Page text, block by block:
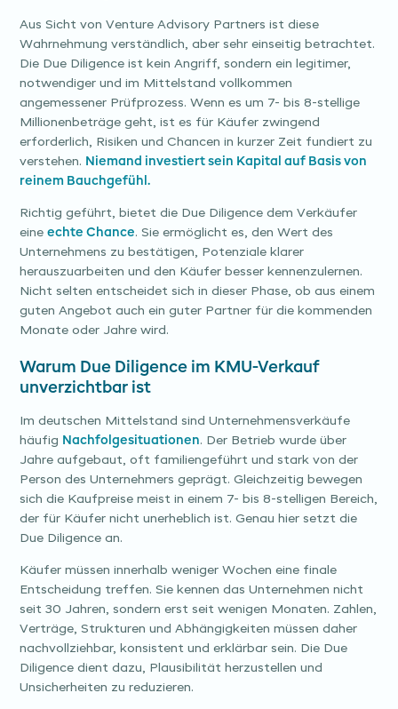
Aus Sicht von Venture Advisory Partners ist diese
Wahrnehmung verständlich, aber sehr einseitig betrachtet.
Die Due Diligence ist kein Angriff, sondern ein legitimer,
notwendiger und im Mittelstand vollkommen
angemessener Prüfprozess. Wenn es um 7- bis 8-stellige
Millionenbeträge geht, ist es für Käufer zwingend
erforderlich, Risiken und Chancen in kurzer Zeit fundiert zu
verstehen. Niemand investiert sein Kapital auf Basis von
reinem Bauchgefühl.
Richtig geführt, bietet die Due Diligence dem Verkäufer
eineechte Chance. Sie ermöglicht es, den Wert des
Unternehmens zu bestätigen, Potenziale klarer
herauszuarbeiten und den Käufer besser kennenzulernen.
Nicht selten entscheidet sich in dieser Phase, ob aus einem
guten Angebot auch ein guter Partner für die kommenden
Monate oder Jahre wird.
Warum Due Diligence im KMU-Verkauf
unverzichtbar ist
Im deutschen Mittelstand sind Unternehmensverkäufe
häufig Nachfolgesituationen. Der Betrieb wurde über
Jahre aufgebaut, oft familiengeführt und stark von der
Person des Unternehmers geprägt. Gleichzeitig bewegen
sich die Kaufpreise meist in einem 7- bis 8-stelligen Bereich,
der für Käufer nicht unerheblich ist. Genau hier setzt die
Due Diligence an.
Käufer müssen innerhalb weniger Wochen eine finale
Entscheidung treffen. Sie kennen das Unternehmen nicht
seit 30 Jahren, sondern erst seit wenigen Monaten. Zahlen,
Verträge, Strukturen und Abhängigkeiten müssen daher
nachvollziehbar, konsistent und erklärbar sein. Die Due
Diligence dient dazu, Plausibilität herzustellen und
Unsicherheiten zu reduzieren.